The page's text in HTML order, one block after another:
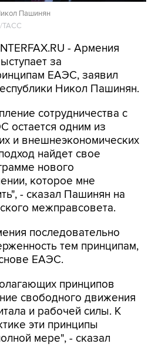
Пашинян
ТАСС
- Армения
за
ЕАЭС, заявил
Никол Пашинян.
сотрудничества с
остается одним из
и внешнеэкономических
найдет свое
нового
которое мне
- сказал Пашинян на
межправсовета.
последовательно
тем принципам,
ЕАЭС.
принципов
свободного движения
и рабочей силы. К
эти принципы
мере", - сказал